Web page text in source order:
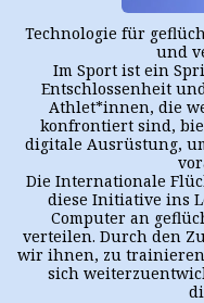
Technologie für
und
Im Sport ist ein
Entschlossenheit
Athlet*innen, die
konfrontiert sind,
digitale Ausrüstung,
Die Internationale
diese Initiative ins
Computer an
verteilen. Durch den
wir ihnen, zu
sich